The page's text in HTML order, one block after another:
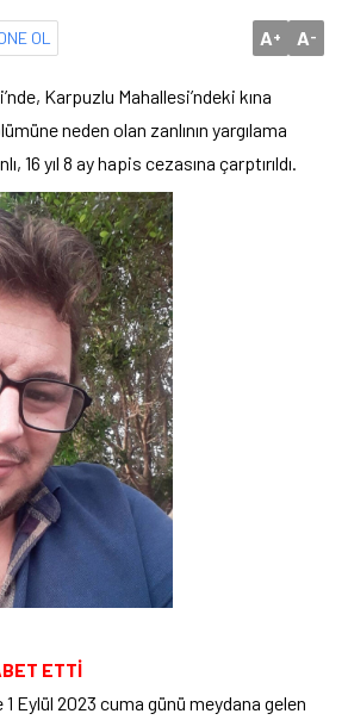
OL A+ A-
Karpuzlu Mahallesi’ndeki kına
neden olan zanlının yargılama
16 yıl 8 ay hapis cezasına çarptırıldı.
ETTİ
1 Eylül 2023 cuma günü meydana gelen